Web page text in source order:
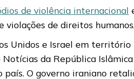
de violência internacional
de direitos
Unidos e Israel em
Notícias da República
O governo iraniano